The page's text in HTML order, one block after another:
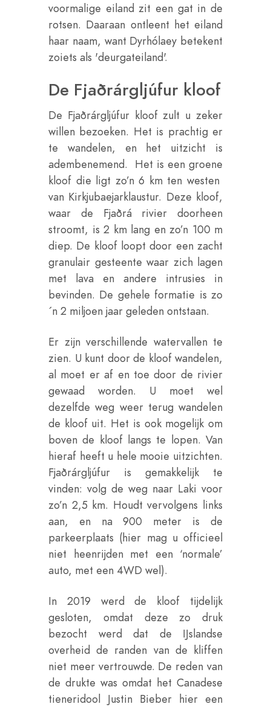
voormalige eiland zit een gat in de
rotsen. Daaraan ontleent het eiland
haar naam, want Dyrhólaey betekent
zoiets als 'deurgateiland'.
De Fjaðrárgljúfur kloof
De Fjaðrárgljúfur kloof zult u zeker
willen bezoeken. Het is prachtig er
te wandelen, en het uitzicht is
adembenemend. Het is een groene
kloof die ligt zo’n 6 km ten westen
van Kirkjubaejarklaustur. Deze kloof,
waar de Fjaðrá rivier doorheen
stroomt, is 2 km lang en zo’n 100 m
diep. De kloof loopt door een zacht
granulair gesteente waar zich lagen
met lava en andere intrusies in
bevinden. De gehele formatie is zo
´n 2 miljoen jaar geleden ontstaan.
Er zijn verschillende watervallen te
zien. U kunt door de kloof wandelen,
al moet er af en toe door de rivier
gewaad worden. U moet wel
dezelfde weg weer terug wandelen
de kloof uit. Het is ook mogelijk om
boven de kloof langs te lopen. Van
hieraf heeft u hele mooie uitzichten.
Fjaðrárgljúfur is gemakkelijk te
vinden: volg de weg naar Laki voor
zo’n 2,5 km. Houdt vervolgens links
aan, en na 900 meter is de
parkeerplaats (hier mag u officieel
niet heenrijden met een ‘normale’
auto, met een 4WD wel).
In 2019 werd de kloof tijdelijk
gesloten, omdat deze zo druk
bezocht werd dat de IJslandse
overheid de randen van de kliffen
niet meer vertrouwde. De reden van
de drukte was omdat het Canadese
tieneridool Justin Bieber hier een